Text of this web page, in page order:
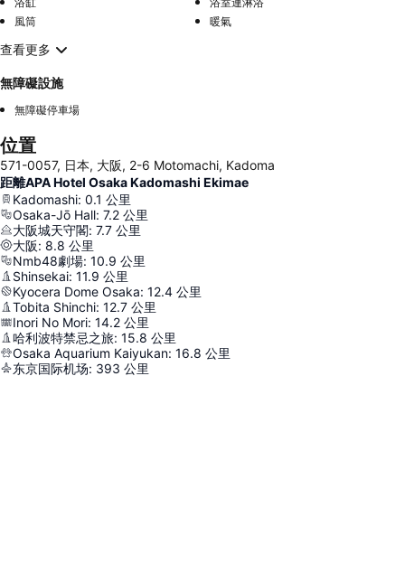
風筒
暖氣
查看更多
無障礙設施
無障礙停車場
位置
571-0057, 日本, 大阪, 2-6 Motomachi, Kadoma
距離APA Hotel Osaka Kadomashi Ekimae
Kadomashi: 0.1 公里
Osaka-Jō Hall: 7.2 公里
大阪城天守閣: 7.7 公里
大阪: 8.8 公里
Nmb48劇場: 10.9 公里
Shinsekai: 11.9 公里
Kyocera Dome Osaka: 12.4 公里
Tobita Shinchi: 12.7 公里
Inori No Mori: 14.2 公里
哈利波特禁忌之旅: 15.8 公里
Osaka Aquarium Kaiyukan: 16.8 公里
东京国际机场: 393 公里